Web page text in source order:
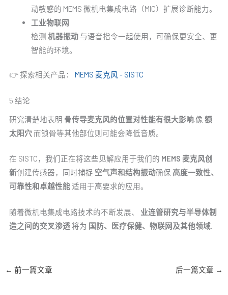
动敏感的 MEMS 微机电集成电路（MIC）扩展诊断能力。
工业物联网
检测机器振动 与语音指令一起使用，可确保更安全、更
智能的环境。
👉 探索相关产品： MEMS 麦克风 - SISTC
5.结论
研究清楚地表明 骨传导麦克风的位置对性能有很大影响.像 额
太阳穴 而锁骨等其他部位则可能会降低音质。
在 SISTC，我们正在将这些见解应用于我们的 MEMS 麦克风创
新创建传感器，同时捕捉 空气声和结构振动确保 高度一致性、
可靠性和卓越性能适用于高要求的应用。
随着微机电集成电路技术的不断发展、 业连管研究与半导体制
造之间的交叉渗透将为 国防、医疗保健、物联网及其他领域.
← 前一篇文章 后一篇文章 →